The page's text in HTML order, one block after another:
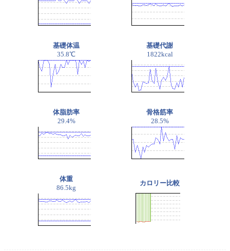
基礎体温
35.8℃
基礎代謝
1822kcal
体脂肪率
29.4%
骨格筋率
28.5%
体重
86.5kg
カロリー比較